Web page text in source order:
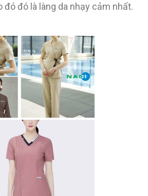
đó đó là làng da nhạy cảm nhất.